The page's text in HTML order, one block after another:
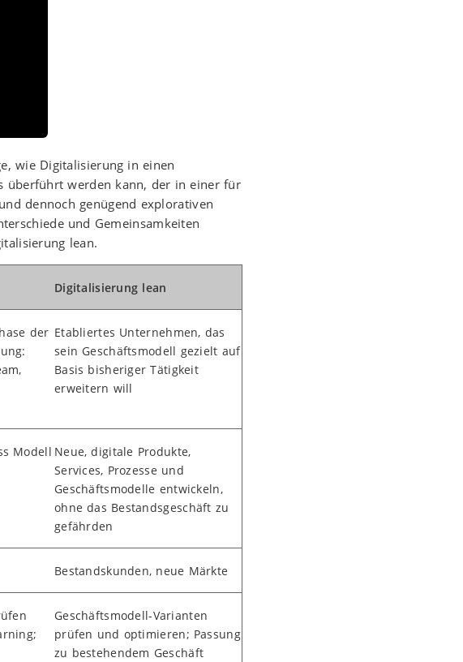
wie Digitalisierung in einen
überführt werden kann, der in einer für
dennoch genügend explorativen
und Gemeinsamkeiten
lean.
Digitalisierung lean
der Etabliertes Unternehmen, das
sein Geschäftsmodell gezielt auf
Basis bisheriger Tätigkeit
erweitern will
Modell Neue, digitale Produkte,
Services, Prozesse und
Geschäftsmodelle entwickeln,
ohne das Bestandsgeschäft zu
gefährden
Bestandskunden, neue Märkte
Geschäftsmodell-Varianten
prüfen und optimieren; Passung
zu bestehendem Geschäft